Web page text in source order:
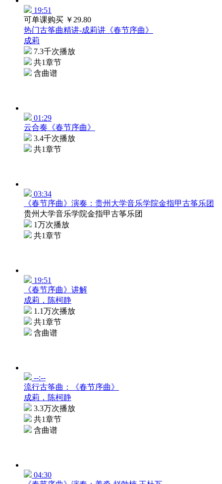
19:51
可单课购买 ￥29.80
热门古筝曲精讲-成莉讲《春节序曲》
成莉
7.3千次播放
共1章节
含曲谱
01:29
云合奏《春节序曲》
3.4千次播放
共1章节
03:34
《春节序曲》演奏：贵州大学音乐学院金指甲古筝乐团
贵州大学音乐学院金指甲古筝乐团
1万次播放
共1章节
19:51
《春节序曲》讲解
成莉，陈柯静
1.1万次播放
共1章节
含曲谱
--:--
流行古筝曲：《春节序曲》
成莉，陈柯静
3.3万次播放
共1章节
含曲谱
04:30